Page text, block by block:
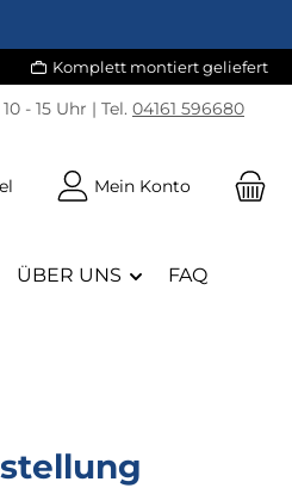
Komplett montiert geliefert
- 15 Uhr | Tel. 04161 596680
Du hast 0 Produkte auf dem
Mein Konto
ÜBER UNS FAQ